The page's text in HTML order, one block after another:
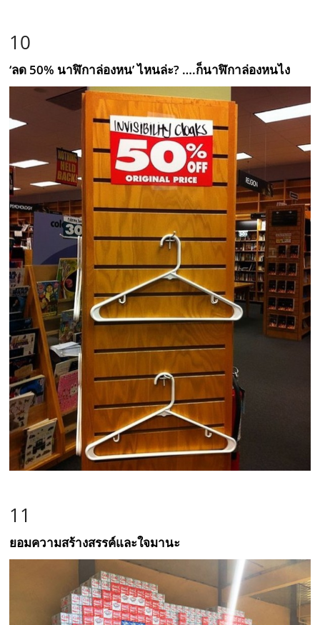
10
‘ลด 50% นาฬิกาล่องหน’ ไหนล่ะ? ….ก็นาฬิกาล่องหนไง
11
ยอมความสร้างสรรค์และใจมานะ